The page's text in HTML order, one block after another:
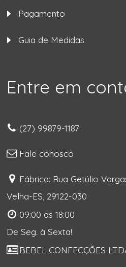
Pagamento
Guia de Medidas
Entre em
(27) 99879-1187
Fale conosco
Fábrica: Rua Getúlio
Velha-ES, 29122-030
09:00 as 18:00
De Seg. à Sexta!
BEBEL CONFECÇÕES